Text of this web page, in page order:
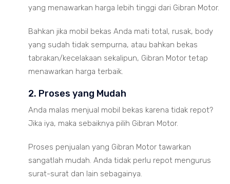
yang menawarkan harga lebih tinggi dari Gibran Motor.
Bahkan jika mobil bekas Anda mati total, rusak, body
yang sudah tidak sempurna, atau bahkan bekas
tabrakan/kecelakaan sekalipun, Gibran Motor tetap
menawarkan harga terbaik.
2. Proses yang Mudah
Anda malas menjual mobil bekas karena tidak repot?
Jika iya, maka sebaiknya pilih Gibran Motor.
Proses penjualan yang Gibran Motor tawarkan
sangatlah mudah. Anda tidak perlu repot mengurus
surat-surat dan lain sebagainya.